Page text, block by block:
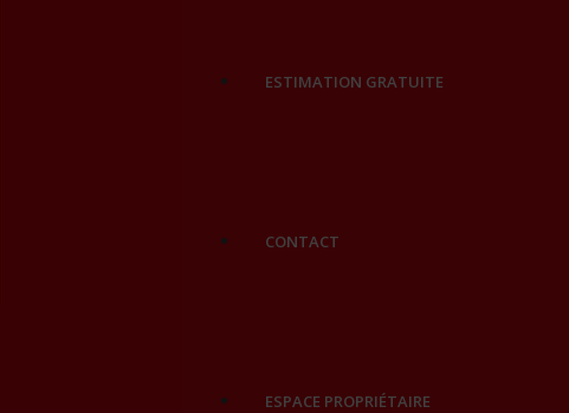
ESTIMATION GRATUITE
CONTACT
ESPACE PROPRIÉTAIRE